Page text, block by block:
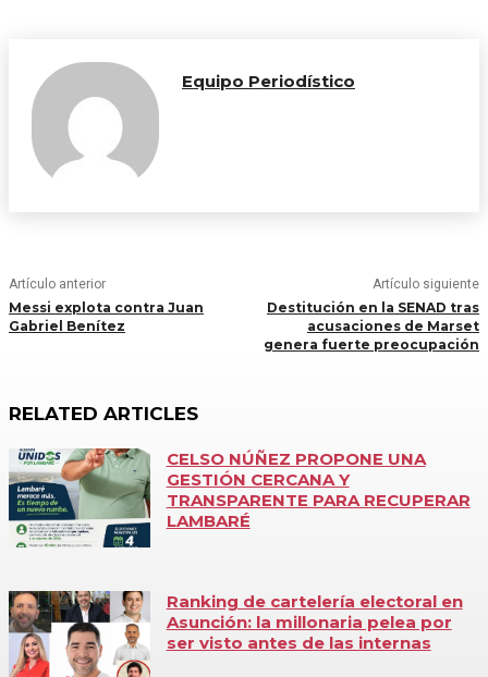
Equipo Periodístico
Artículo anterior
Messi explota contra Juan
Gabriel Benítez
Artículo siguiente
Destitución en la SENAD tras
acusaciones de Marset
genera fuerte preocupación
RELATED ARTICLES
CELSO NÚÑEZ PROPONE UNA
GESTIÓN CERCANA Y
TRANSPARENTE PARA RECUPERAR
LAMBARÉ
Ranking de cartelería electoral en
Asunción: la millonaria pelea por
ser visto antes de las internas